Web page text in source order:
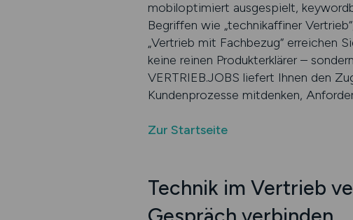
mobiloptimiert ausgespielt,
Begriffen wie „technikaffiner
„Vertrieb mit Fachbezug“ erreichen
keine reinen Produkterklärer –
VERTRIEB.JOBS liefert Ihnen den
Kundenprozesse mitdenken,
Zur Startseite
Technik im Vertrieb